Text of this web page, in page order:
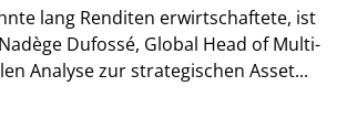
lang Renditen erwirtschaftete, ist
Dufossé, Global Head of Multi-
Analyse zur strategischen Asset...